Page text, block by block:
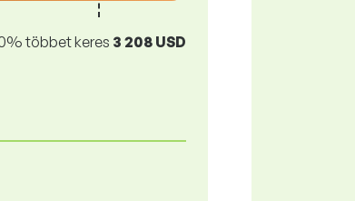
többet keres 3 208 USD